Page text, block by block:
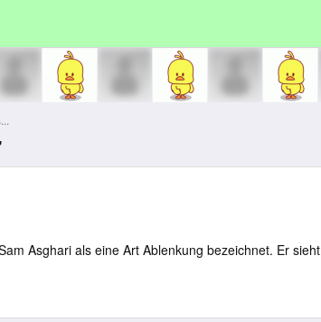
Asghari als eine Art Ablenkung bezeichnet. Er sieht